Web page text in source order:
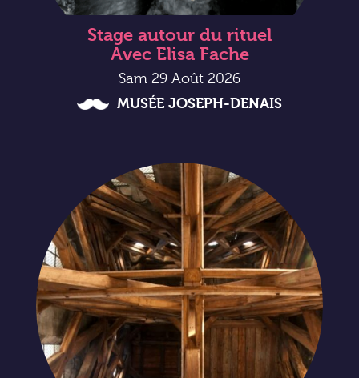
Stage autour du rituel
Avec Elisa Fache
Sam 29 Août 2026
MUSÉE JOSEPH-DENAIS